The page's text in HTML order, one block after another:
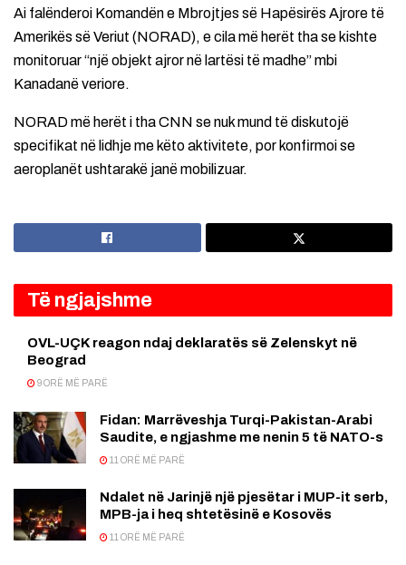
Ai falënderoi Komandën e Mbrojtjes së Hapësirës Ajrore të
Amerikës së Veriut (NORAD), e cila më herët tha se kishte
monitoruar “një objekt ajror në lartësi të madhe” mbi
Kanadanë veriore.
NORAD më herët i tha CNN se nuk mund të diskutojë
specifikat në lidhje me këto aktivitete, por konfirmoi se
aeroplanët ushtarakë janë mobilizuar.
Të ngjajshme
OVL-UÇK reagon ndaj deklaratës së Zelenskyt në
Beograd
9 ORË MË PARË
Fidan: Marrëveshja Turqi-Pakistan-Arabi
Saudite, e ngjashme me nenin 5 të NATO-s
11 ORË MË PARË
Ndalet në Jarinjë një pjesëtar i MUP-it serb,
MPB-ja i heq shtetësinë e Kosovës
11 ORË MË PARË